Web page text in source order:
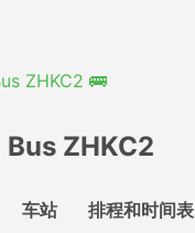
ZHKC2 🚌
ZHKC2
车站 排程和时间表